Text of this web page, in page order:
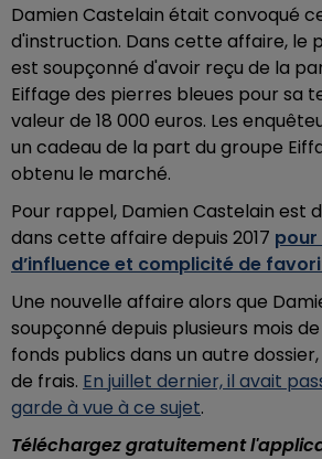
Damien Castelain était convoqué
d'instruction. Dans cette affaire, le
est soupçonné d'avoir reçu de la
Eiffage des pierres bleues pour sa
valeur de 18 000 euros. Les
un cadeau de la part du groupe
obtenu le marché.
Pour rappel, Damien Castelain est
dans cette affaire depuis 2017
d’influence et complicité de
Une nouvelle affaire alors que
soupçonné depuis plusieurs mois
fonds publics dans un autre
de frais. En juillet dernier, il avait
garde à vue à ce sujet.
Téléchargez gratuitement